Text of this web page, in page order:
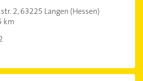
2,63225 Langen (Hessen)
km